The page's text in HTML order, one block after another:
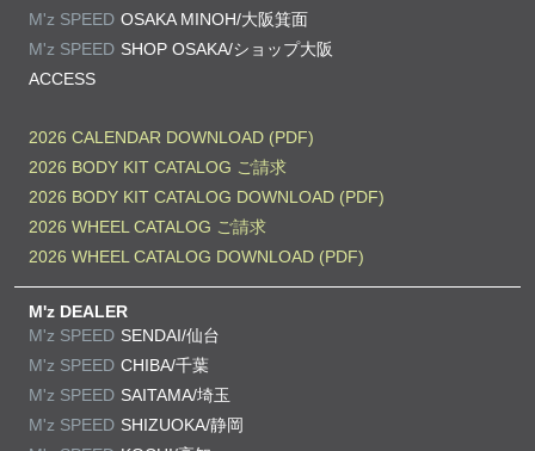
M'z SPEED OSAKA MINOH/大阪箕面
M'z SPEED SHOP OSAKA/ショップ大阪
ACCESS
2026 CALENDAR DOWNLOAD (PDF)
2026 BODY KIT CATALOG ご請求
2026 BODY KIT CATALOG DOWNLOAD (PDF)
2026 WHEEL CATALOG ご請求
2026 WHEEL CATALOG DOWNLOAD (PDF)
M'z DEALER
M'z SPEED SENDAI/仙台
M'z SPEED CHIBA/千葉
M'z SPEED SAITAMA/埼玉
M'z SPEED SHIZUOKA/静岡